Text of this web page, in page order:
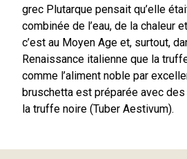
grec Plutarque pensait qu’elle
combinée de l’eau, de la chaleur
c’est au Moyen Age et, surtout,
Renaissance italienne que la
comme l’aliment noble par
bruschetta est préparée avec
la truffe noire (Tuber Aestivum).